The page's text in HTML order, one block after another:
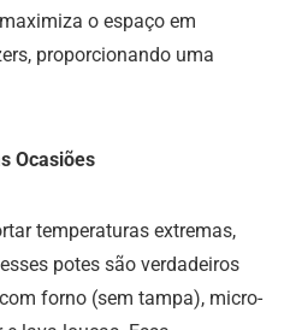
o espaço em
proporcionando uma
Ocasiões
temperaturas extremas,
potes são verdadeiros
forno (sem tampa), micro-